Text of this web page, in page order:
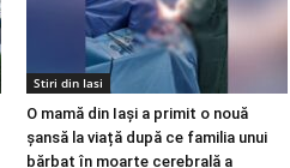
Stiri din Iasi
O mamă din Iași a primit o nouă
șansă la viață după ce familia unui
bărbat în moarte cerebrală a